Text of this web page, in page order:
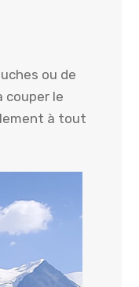
ou de
couper le
à tout